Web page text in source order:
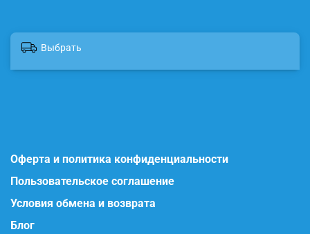
Выбрать
Оферта и политика конфиденциальности
Пользовательское соглашение
Условия обмена и возврата
Блог